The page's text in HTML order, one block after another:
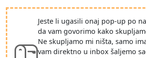
Jeste li ugasili onaj pop-up po
da vam govorimo kako
Ne skupljamo mi ništa, samo
vam direktno u inbox šaljemo